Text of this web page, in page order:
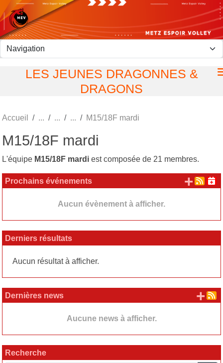
LES JEUNES DRAGONNES &
DRAGONS
Accueil M15/18F mardi
M15/18F mardi
L'équipe M15/18F mardi est composée de 21 membres.
Prochains événements
Aucun évènement à afficher.
+
Derniers résultats
Aucun résultat à afficher.
Dernières news
Aucune news à afficher.
+
Recherche
Panneau de gestion des cookies